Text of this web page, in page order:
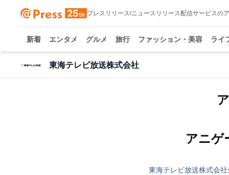
プレスリリース/ニュースリリース配信サービスの
新着 エンタメ グルメ 旅行 ファッション・美容 ライ
東海テレビ放送株式会社
アニゲ
東海テレビ放送株式会社